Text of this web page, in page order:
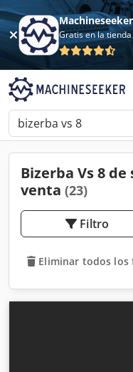
Machineseeker
Bizerba Vs 8
venta (23)
Filtro
Eliminar todos